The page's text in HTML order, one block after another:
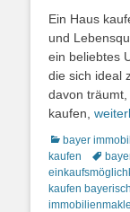
Ein Haus
und
ein beliebtes
die sich ideal
davon träumt,
kaufen,
Kategorien
bayer
kaufen
kaufen